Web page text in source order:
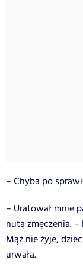
– Chyba po
– Uratował mnie
nutą zmęczenia.
Mąż nie żyje,
urwała.